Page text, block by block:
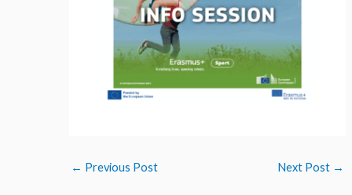
← Previous Post Next Post →